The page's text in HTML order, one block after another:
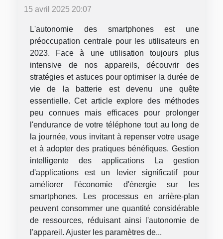
15 avril 2025 20:07
L'autonomie des smartphones est une
préoccupation centrale pour les utilisateurs en
2023. Face à une utilisation toujours plus
intensive de nos appareils, découvrir des
stratégies et astuces pour optimiser la durée de
vie de la batterie est devenu une quête
essentielle. Cet article explore des méthodes
peu connues mais efficaces pour prolonger
l'endurance de votre téléphone tout au long de
la journée, vous invitant à repenser votre usage
et à adopter des pratiques bénéfiques. Gestion
intelligente des applications La gestion
d'applications est un levier significatif pour
améliorer l'économie d'énergie sur les
smartphones. Les processus en arrière-plan
peuvent consommer une quantité considérable
de ressources, réduisant ainsi l'autonomie de
l'appareil. Ajuster les paramètres de...